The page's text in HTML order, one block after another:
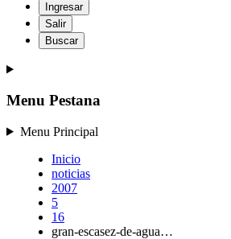
Ingresar
Salir
Buscar
Menu Pestana
Menu Principal
Inicio
noticias
2007
5
16
gran-escasez-de-agua…